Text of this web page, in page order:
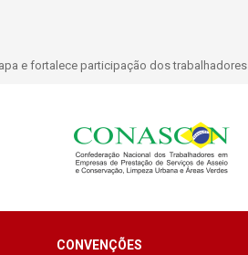
e fortalece participação dos trabalhadores
CONVENÇÕES